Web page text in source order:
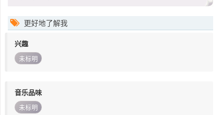
更好地了解我
兴趣
未标明
音乐品味
未标明